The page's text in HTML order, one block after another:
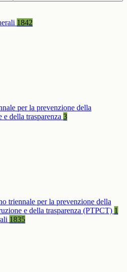
1842
per la prevenzione della
e della trasparenza 3
triennale per la prevenzione della
e della trasparenza (PTPCT) 1
1835